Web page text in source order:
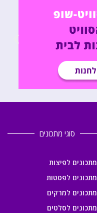
סוגי מתכונים
מתכונים לפיצות
מתכונים לפסטות
מתכונים למרקים
מתכונים לסלטים